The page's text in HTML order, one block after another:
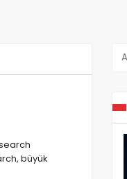
büyük